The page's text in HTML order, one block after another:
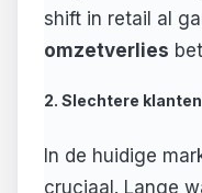
shift in retail al
omzetverlies
2. Slechtere
In de huidige
cruciaal. Lange